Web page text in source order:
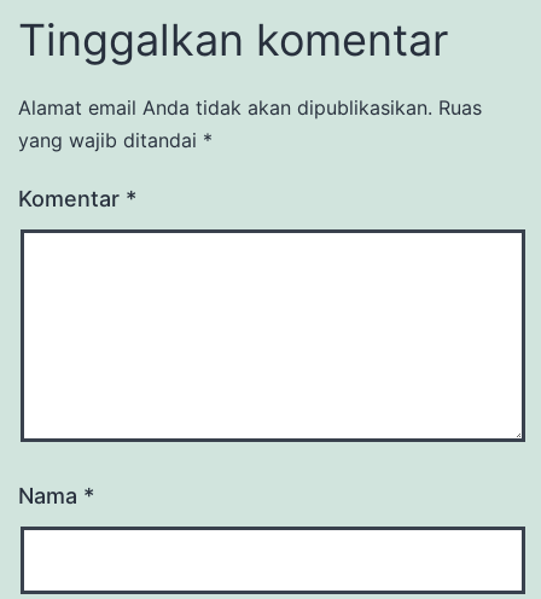
Tinggalkan komentar
Alamat email Anda tidak akan dipublikasikan. Ruas
yang wajib ditandai *
Komentar *
Nama *